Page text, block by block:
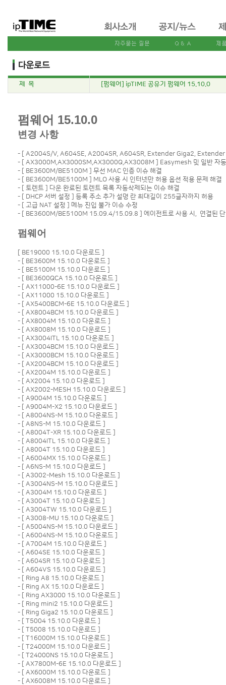
제 목 [펌웨어] ipTIME 공유기 펌웨어 15.10.0
펌웨어 15.10.0
변경 사항
- [ A2004S/V, A604SE, A2004SR, A604SR, Extender Giga2, Extender
- [ AX3000M,AX3000SM,AX3000Q,AX3008M ] Easymesh 및 일반 자동
- [ BE3600M/BE5100M ] 무선 MAC 인증 이슈 해결
- [ BE3600M/BE5100M ] MLO 사용 시 인터넷만 허용 옵션 적용 문제 해결
- [ 토렌트 ] 다운 완료된 토렌트 목록 자동삭제되는 이슈 해결
- [ DHCP 서버 설정 ] 등록 주소 추가 설명 란 최대길이 255글자까지 허용
- [ 고급 NAT 설정 ] 메뉴 진입 불가 이슈 수정
- [ BE3600M/BE5100M 15.09.4/15.09.8 ] 에이전트로 사용 시, 연결된 단
펌웨어
BE19000 15.10.0 다운로드]
- [
BE3600M 15.10.0 다운로드]
- [
BE5100M 15.10.0 다운로드]
- [
BE3600QCA 15.10.0 다운로드]
- [ AX11000-6E 15.10.0 다운로드]
- [ AX11000 15.10.0 다운로드]
- [ AX5400BCM-6E 15.10.0 다운로드]
- [ AX8004BCM 15.10.0 다운로드]
- [ AX8004M 15.10.0 다운로드]
- [ AX8008M 15.10.0 다운로드]
- [ AX3004ITL 15.10.0 다운로드]
- [ AX3004BCM 15.10.0 다운로드]
- [ AX3000BCM 15.10.0 다운로드]
- [ AX2004BCM 15.10.0 다운로드]
- [ AX2004M 15.10.0 다운로드]
- [ AX2004 15.10.0 다운로드]
- [ AX2002-MESH 15.10.0 다운로드]
- [ A9004M 15.10.0 다운로드]
- [ A9004M-X2 15.10.0 다운로드]
- [ A8004NS-M 15.10.0 다운로드]
- [ A8NS-M 15.10.0 다운로드]
- [ A8004T-XR 15.10.0 다운로드]
- [ A8004ITL 15.10.0 다운로드]
- [ A8004T 15.10.0 다운로드]
- [ A6004MX 15.10.0 다운로드]
- [ A6NS-M 15.10.0 다운로드]
- [ A3002-Mesh 15.10.0 다운로드]
- [ A3004NS-M 15.10.0 다운로드]
- [ A3004M 15.10.0 다운로드]
- [ A3004T 15.10.0 다운로드]
- [ A3004TW 15.10.0 다운로드]
- [ A3008-MU 15.10.0 다운로드]
- [ A5004NS-M 15.10.0 다운로드]
- [ A6004NS-M 15.10.0 다운로드]
- [ A7004M 15.10.0 다운로드]
- [ A604SE 15.10.0 다운로드]
- [ A604SR 15.10.0 다운로드]
- [ A604VS 15.10.0 다운로드]
- [
Ring A8 15.10.0 다운로드]
- [
Ring AX 15.10.0 다운로드]
- [
Ring AX3000 15.10.0 다운로드]
- [
Ring mini2 15.10.0 다운로드]
- [
Ring Giga2 15.10.0 다운로드]
- [ T5004 15.10.0 다운로드]
- [ T5008 15.10.0 다운로드]
- [ T16000M 15.10.0 다운로드]
- [ T24000M 15.10.0 다운로드]
- [ T24000NS 15.10.0 다운로드]
- [ AX7800M-6E 15.10.0 다운로드]
- [ AX6000M 15.10.0 다운로드]
- [ AX6008M 15.10.0 다운로드]